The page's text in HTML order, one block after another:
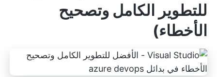
للتطوير الكامل وتصحيح
الأخطاء)